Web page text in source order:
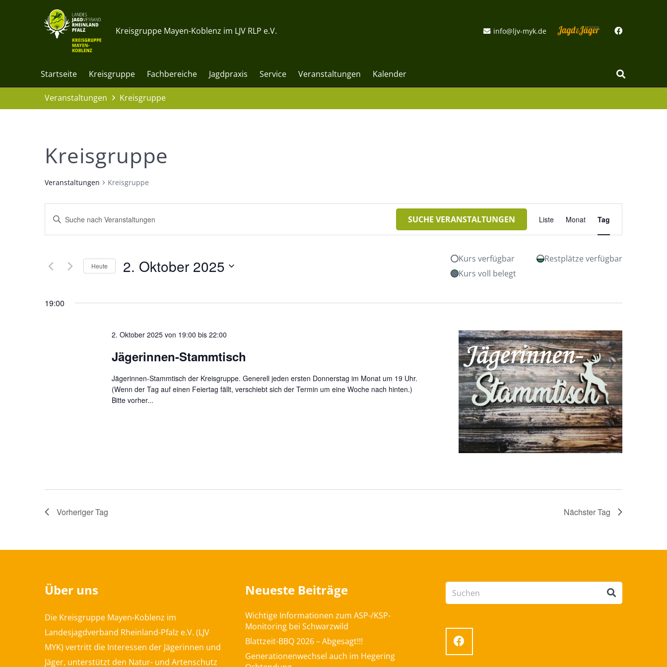
Kreisgruppe Mayen-Koblenz im LJV RLP e.V. info@ljv-myk.de
Startseite Kreisgruppe Fachbereiche Jagdpraxis Service Veranstaltungen Kalender
Veranstaltungen Kreisgruppe
Kreisgruppe
Veranstaltungen Kreisgruppe
Veranstaltungen
Suche
und
Ansichten,
Navigation
Bitte
Suche
Schlüsselwort.
SUCHE VERANSTALTUNGEN
Veranstaltung
Ansichten-
Navigation
Liste Monat Tag
Heute 2. Oktober 2025 Kurs verfügbar
Restplätze verfügbar
Kurs voll belegt
19:00
2. Oktober 2025 von 19:00 bis 22:00
Jägerinnen-Stammtisch
Jägerinnen-Stammtisch der Kreisgruppe. Generell jeden ersten Donnerstag im Monat um 19 Uhr.
(Wenn der Tag auf einen Feiertag fällt, verschiebt sich der Termin um eine Woche nach hinten.)
Bitte vorher...
Vorheriger Tag Nächster Tag
Über uns
Die Kreisgruppe Mayen-Koblenz im
Landesjagdverband Rheinland-Pfalz e.V. (LJV
MYK) vertritt die Interessen der Jägerinnen und
Jäger, unterstützt den Natur- und Artenschutz
Neueste Beiträge
Wichtige Informationen zum ASP-/KSP-
Monitoring bei Schwarzwild
Blattzeit-BBQ 2026 – Abgesagt!!!
Generationenwechsel auch im Hegering